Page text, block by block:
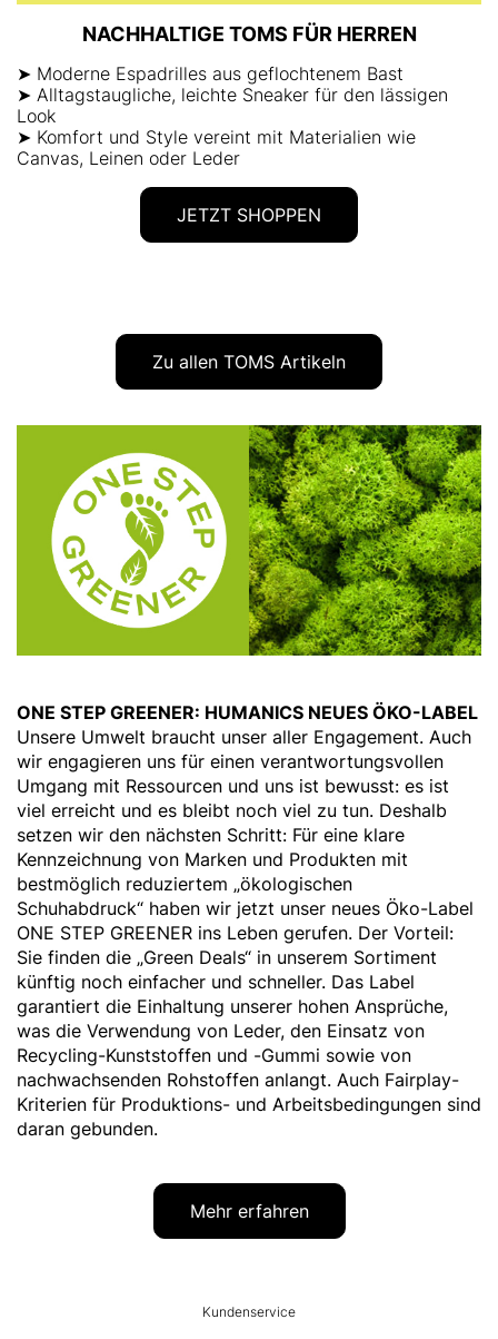
NACHHALTIGE TOMS FÜR HERREN
➤ Moderne Espadrilles aus geflochtenem Bast
➤ Alltagstaugliche, leichte Sneaker für den lässigen
Look
➤ Komfort und Style vereint mit Materialien wie
Canvas, Leinen oder Leder
JETZT SHOPPEN
Zu allen TOMS Artikeln
ONE STEP GREENER: HUMANICS NEUES ÖKO-LABEL
Unsere Umwelt braucht unser aller Engagement. Auch
wir engagieren uns für einen verantwortungsvollen
Umgang mit Ressourcen und uns ist bewusst: es ist
viel erreicht und es bleibt noch viel zu tun. Deshalb
setzen wir den nächsten Schritt: Für eine klare
Kennzeichnung von Marken und Produkten mit
bestmöglich reduziertem „ökologischen
Schuhabdruck“ haben wir jetzt unser neues Öko-Label
ONE STEP GREENER ins Leben gerufen. Der Vorteil:
Sie finden die „Green Deals“ in unserem Sortiment
künftig noch einfacher und schneller. Das Label
garantiert die Einhaltung unserer hohen Ansprüche,
was die Verwendung von Leder, den Einsatz von
Recycling-Kunststoffen und -Gummi sowie von
nachwachsenden Rohstoffen anlangt. Auch Fairplay-
Kriterien für Produktions- und Arbeitsbedingungen sind
daran gebunden.
Mehr erfahren
Kundenservice